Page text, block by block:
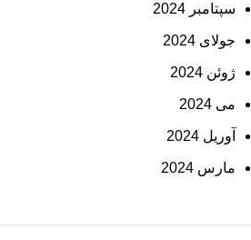
سپتامبر 2024
جولای 2024
ژوئن 2024
می 2024
آوریل 2024
مارس 2024